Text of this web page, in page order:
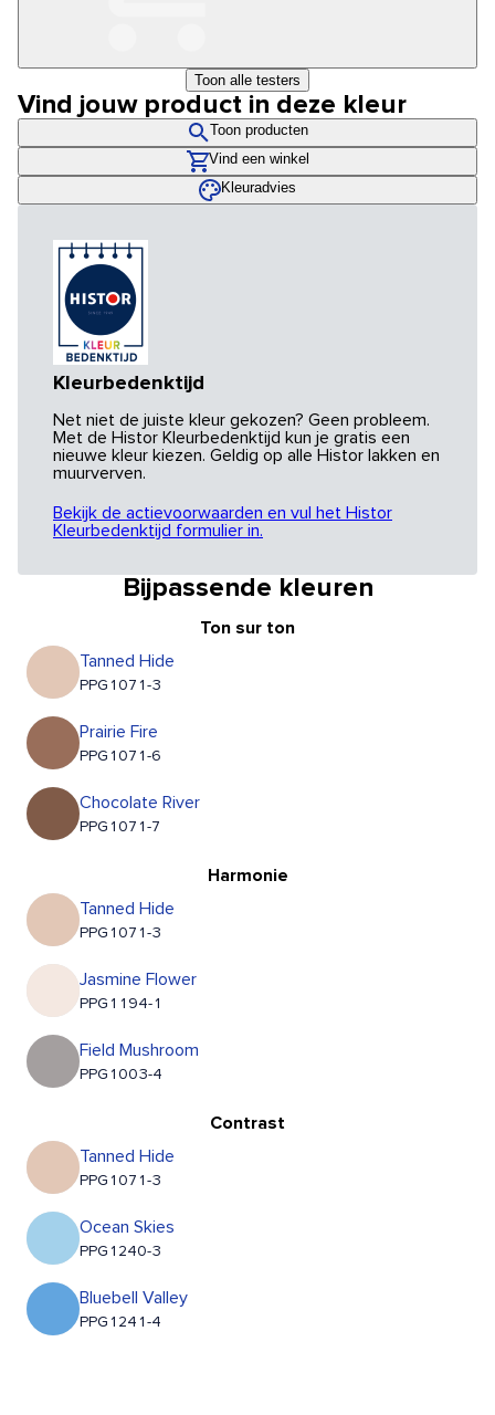
Toon alle testers
Vind jouw product in deze kleur
Toon producten
Vind een winkel
Kleuradvies
Kleurbedenktijd
Net niet de juiste kleur gekozen? Geen probleem.
Met de Histor Kleurbedenktijd kun je gratis een
nieuwe kleur kiezen. Geldig op alle Histor lakken en
muurverven.
Bekijk de actievoorwaarden en vul het Histor
Kleurbedenktijd formulier in.
Bijpassende kleuren
Ton sur ton
Tanned Hide
PPG1071-3
Prairie Fire
PPG1071-6
Chocolate River
PPG1071-7
Harmonie
Tanned Hide
PPG1071-3
Jasmine Flower
PPG1194-1
Field Mushroom
PPG1003-4
Contrast
Tanned Hide
PPG1071-3
Ocean Skies
PPG1240-3
Bluebell Valley
PPG1241-4